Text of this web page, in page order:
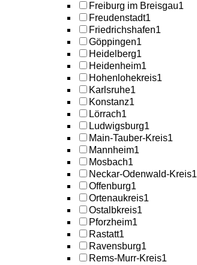
Freiburg im Breisgau1
Freudenstadt1
Friedrichshafen1
Göppingen1
Heidelberg1
Heidenheim1
Hohenlohekreis1
Karlsruhe1
Konstanz1
Lörrach1
Ludwigsburg1
Main-Tauber-Kreis1
Mannheim1
Mosbach1
Neckar-Odenwald-Kreis1
Offenburg1
Ortenaukreis1
Ostalbkreis1
Pforzheim1
Rastatt1
Ravensburg1
Rems-Murr-Kreis1